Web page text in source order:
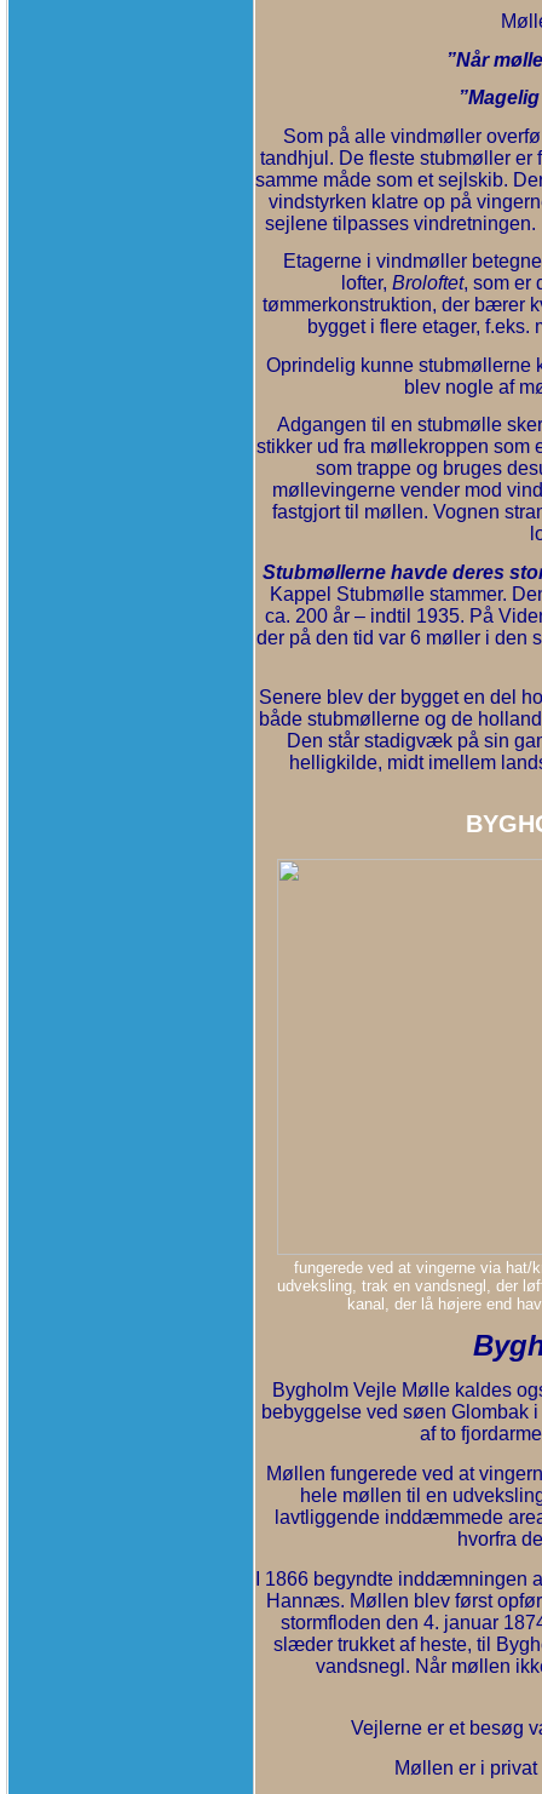
”Når
Som på alle vindmøller
tandhjul. De fleste stubmøller er
samme måde som et sejlskib.
vindstyrken klatre op på
sejlene tilpasses
Etagerne i vindmøller
lofter, Broloftet, som er
tømmerkonstruktion, der bærer
bygget i flere etager,
Oprindelig kunne stubmøllerne
blev nogle af
Adgangen til en stubmølle
stikker ud fra møllekroppen som
som trappe og bruges
møllevingerne vender mod
fastgjort til møllen. Vognen
Stubmøllerne havde deres
Kappel Stubmølle stammer.
ca. 200 år – indtil 1935. På
der på den tid var 6 møller i den
Senere blev der bygget en del
både stubmøllerne og de
Den står stadigvæk på sin
helligkilde, midt imellem
fungerede ved at vingerne via hat/
udveksling, trak en vandsnegl, der
kanal, der lå højere end
Bygholm Vejle Mølle kaldes
bebyggelse ved søen Glombak
af to
Møllen fungerede ved at
hele møllen til en
lavtliggende inddæmmede
hvorfra
I 1866 begyndte inddæmningen
Hannæs. Møllen blev først
stormfloden den 4. januar
slæder trukket af heste, til
vandsnegl. Når møllen
Vejlerne er et besøg
Møllen er i